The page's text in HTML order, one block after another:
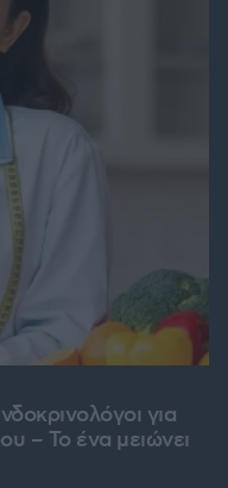
για
– Το ένα μειώνει